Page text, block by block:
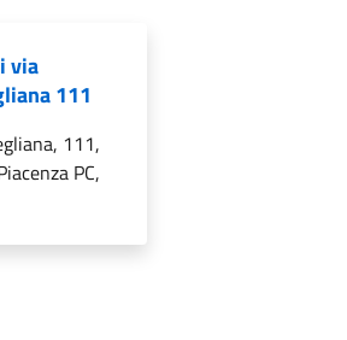
via
111
111,
PC,